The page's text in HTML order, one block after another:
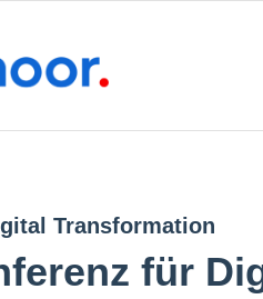
Transformation
für